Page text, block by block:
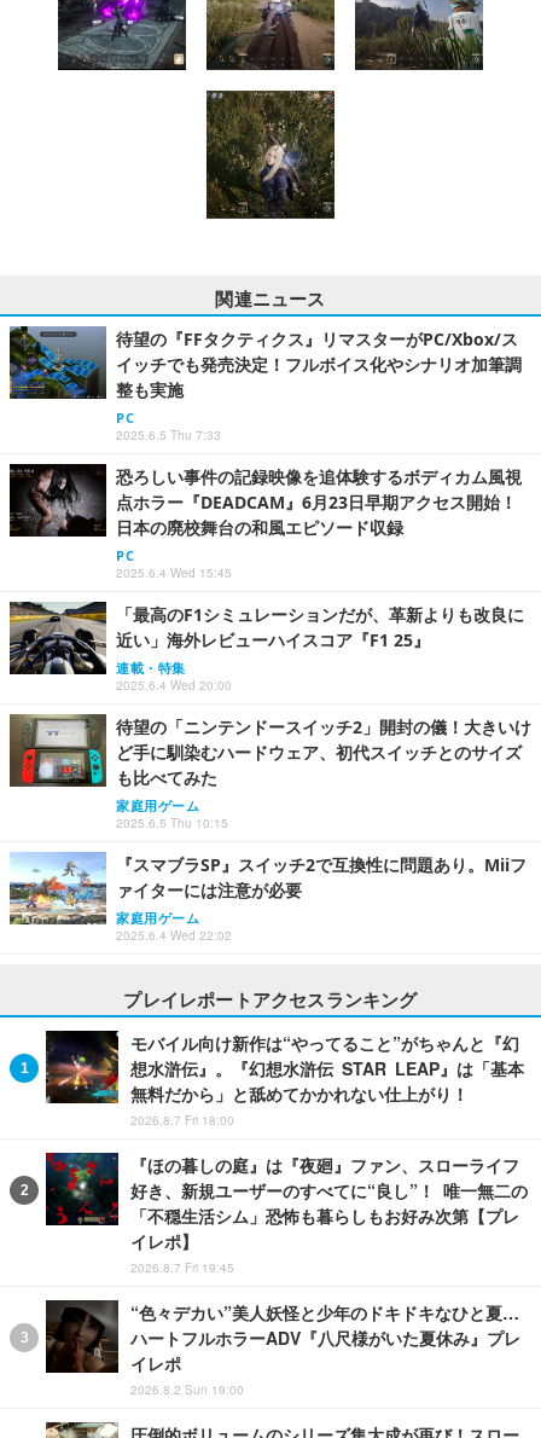
関連ニュース
待望の『FFタクティクス』リマスターがPC/Xbox/ス
イッチでも発売決定！フルボイス化やシナリオ加筆調
整も実施
PC
2025.6.5 Thu 7:33
恐ろしい事件の記録映像を追体験するボディカム風視
点ホラー『DEADCAM』6月23日早期アクセス開始！
日本の廃校舞台の和風エピソード収録
PC
2025.6.4 Wed 15:45
「最高のF1シミュレーションだが、革新よりも改良に
近い」海外レビューハイスコア『F1 25』
連載・特集
2025.6.4 Wed 20:00
待望の「ニンテンドースイッチ2」開封の儀！大きいけ
ど手に馴染むハードウェア、初代スイッチとのサイズ
も比べてみた
家庭用ゲーム
2025.6.5 Thu 10:15
『スマブラSP』スイッチ2で互換性に問題あり。Miiフ
ァイターには注意が必要
家庭用ゲーム
2025.6.4 Wed 22:02
プレイレポートアクセスランキング
モバイル向け新作は“やってること”がちゃんと『幻
想水滸伝』。『幻想水滸伝 STAR LEAP』は「基本
無料だから」と舐めてかかれない仕上がり！
2026.8.7 Fri 18:00
『ほの暮しの庭』は『夜廻』ファン、スローライフ
好き、新規ユーザーのすべてに“良し”！ 唯一無二の
「不穏生活シム」恐怖も暮らしもお好み次第【プレ
イレポ】
2026.8.7 Fri 19:45
“色々デカい”美人妖怪と少年のドキドキなひと夏…
ハートフルホラーADV『八尺様がいた夏休み』プレ
イレポ
2026.8.2 Sun 19:00